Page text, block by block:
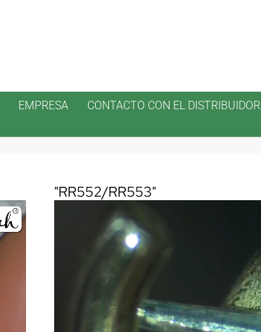
EMPRESA CONTACTO CON EL DISTRIBUIDOR
"RR552/RR553"